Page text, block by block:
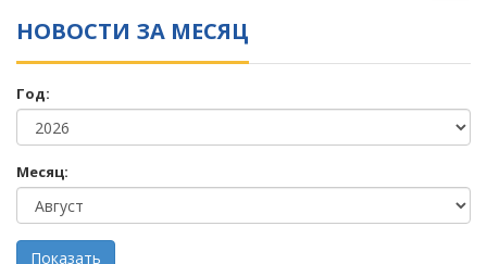
НОВОСТИ ЗА МЕСЯЦ
Год:
Месяц: